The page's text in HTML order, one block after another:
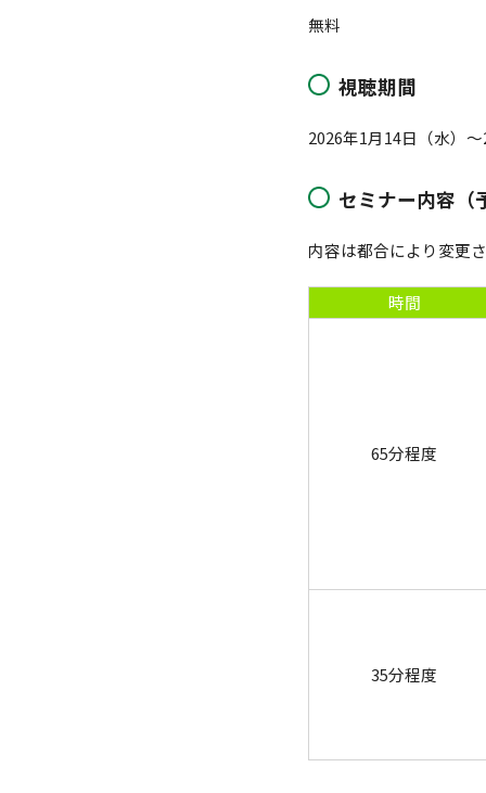
無料
視聴期間
2026年1月14日（水）
セミナー内容（
内容は都合により変更
時間
65分程度
35分程度